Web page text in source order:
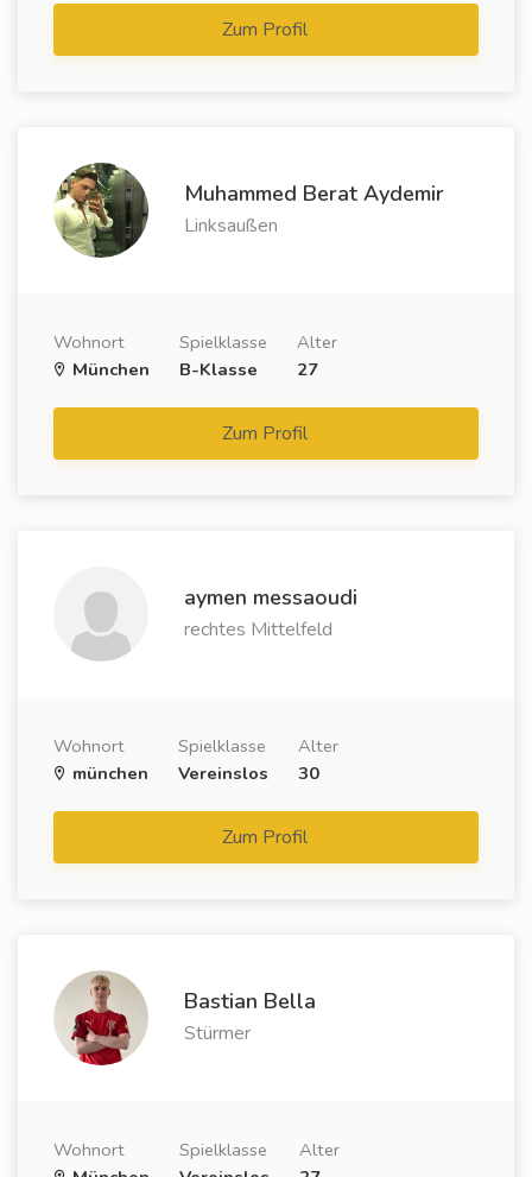
Zum Profil
Muhammed Berat Aydemir
Linksaußen
Wohnort
München
Spielklasse
B-Klasse
Alter
27
Zum Profil
aymen messaoudi
rechtes Mittelfeld
Wohnort
münchen
Spielklasse
Vereinslos
Alter
30
Zum Profil
Bastian Bella
Stürmer
Wohnort
Spielklasse
Alter